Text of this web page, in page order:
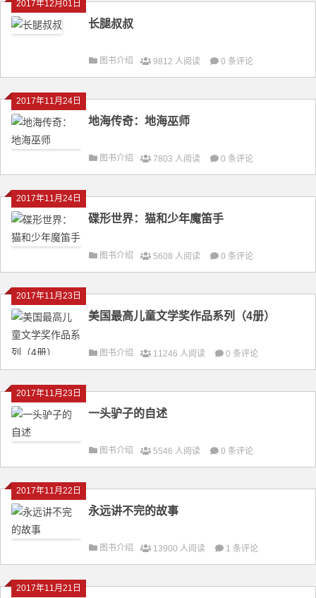
2017年12月01日
长腿叔叔
图书介绍 9812 人阅读 0 条评论
2017年11月24日
地海传奇：地海巫师
图书介绍 7803 人阅读 0 条评论
2017年11月24日
碟形世界：猫和少年魔笛手
图书介绍 5608 人阅读 0 条评论
2017年11月23日
美国最高儿童文学奖作品系列（4册）
图书介绍 11246 人阅读 0 条评论
2017年11月23日
一头驴子的自述
图书介绍 5546 人阅读 0 条评论
2017年11月22日
永远讲不完的故事
图书介绍 13900 人阅读 1 条评论
2017年11月21日